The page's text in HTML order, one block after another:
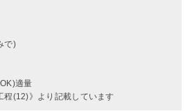
で)
適量
程(12)》より記載しています